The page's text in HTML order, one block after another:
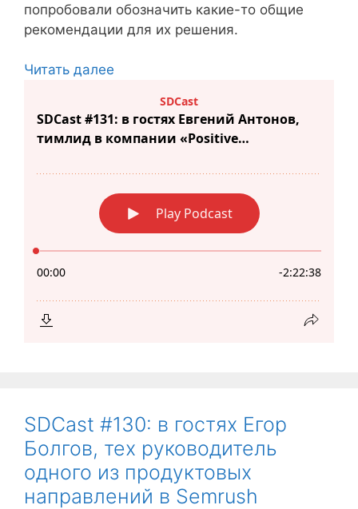
попробовали обозначить какие-то общие
рекомендации для их решения.
Читать далее
SDCast #130: в гостях Егор
Болгов, тех руководитель
одного из продуктовых
направлений в Semrush